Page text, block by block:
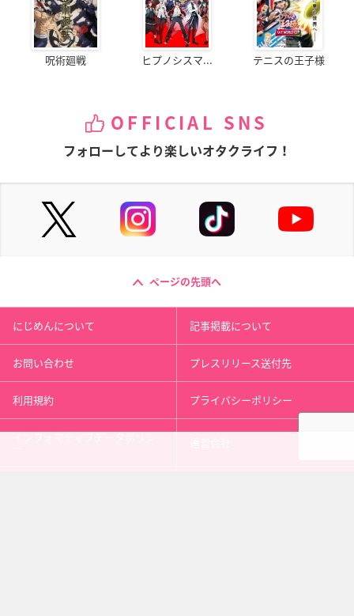
呪術廻戦 ヒプノシスマ... テニスの王子様
OFFICIAL SNS
フォローしてより楽しいオタクライフ！
ページの先頭へ
にじめんについて 記事掲載について
お問い合わせ プレスリリース送付先
利用規約 プライバシーポリシー
インフォマティブデータポリシ